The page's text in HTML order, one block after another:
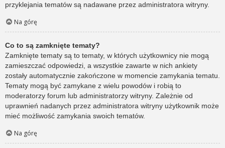
przyklejania tematów są nadawane przez administratora witryny.
Na górę
Co to są zamknięte tematy?
Zamknięte tematy są to tematy, w których użytkownicy nie mogą
zamieszczać odpowiedzi, a wszystkie zawarte w nich ankiety
zostały automatycznie zakończone w momencie zamykania tematu.
Tematy mogą być zamykane z wielu powodów i robią to
moderatorzy forum lub administratorzy witryny. Zależnie od
uprawnień nadanych przez administratora witryny użytkownik może
mieć możliwość zamykania swoich tematów.
Na górę